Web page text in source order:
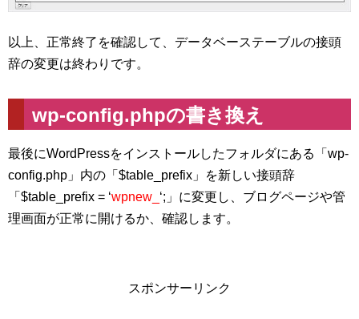
以上、正常終了を確認して、データベーステーブルの接頭
辞の変更は終わりです。
wp-config.phpの書き換え
最後にWordPressをインストールしたフォルダにある「wp-
config.php」内の「$table_prefix」を新しい接頭辞
「$table_prefix = ‘wpnew_ ‘;」に変更し、ブログページや管
理画面が正常に開けるか、確認します。
スポンサーリンク